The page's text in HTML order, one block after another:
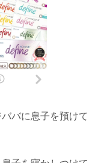
バに息子を預けて